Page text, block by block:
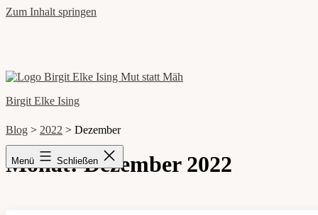
Zum Inhalt springen
Birgit Elke Ising
Menü Schließen
Blog > 2022 > Dezember
Monat: Dezember 2022